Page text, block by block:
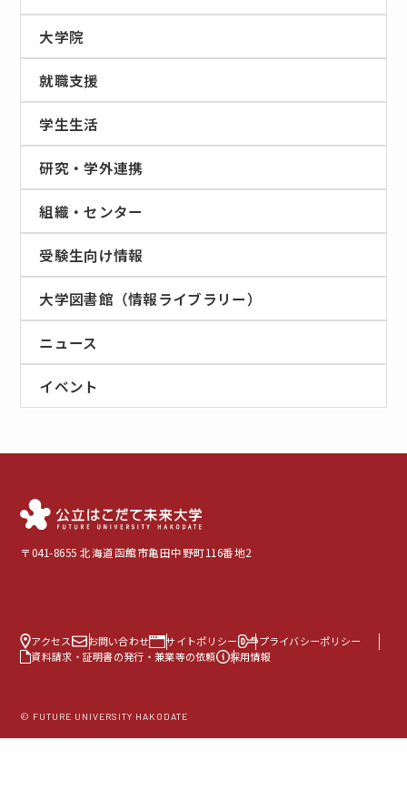
大学院
就職支援
学生生活
研究・学外連携
組織・センター
受験生向け情報
大学図書館（情報ライブラリー）
ニュース
イベント
〒041-8655 北海道函館市亀田中野町116番地2
アクセス お問い合わせ サイトポリシー
プライバシーポリシー
資料請求・証明書の発行・兼業等の依頼
採用情報
© FUTURE UNIVERSITY HAKODATE